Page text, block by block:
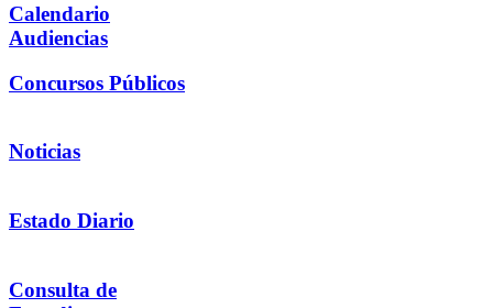
Calendario
Audiencias
Concursos Públicos
Noticias
Estado Diario
Consulta de